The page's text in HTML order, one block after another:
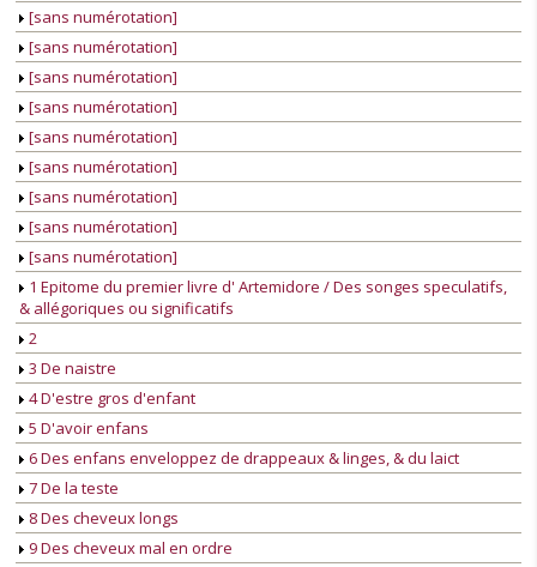
[sans numérotation]
[sans numérotation]
[sans numérotation]
[sans numérotation]
[sans numérotation]
[sans numérotation]
[sans numérotation]
[sans numérotation]
[sans numérotation]
1 Epitome du premier livre d' Artemidore / Des songes speculatifs,
& allégoriques ou significatifs
2
3 De naistre
4 D'estre gros d'enfant
5 D'avoir enfans
6 Des enfans enveloppez de drappeaux & linges, & du laict
7 De la teste
8 Des cheveux longs
9 Des cheveux mal en ordre